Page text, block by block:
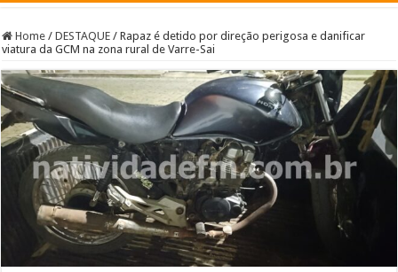
Home / DESTAQUE / Rapaz é detido por direção perigosa e danificar
viatura da GCM na zona rural de Varre-Sai